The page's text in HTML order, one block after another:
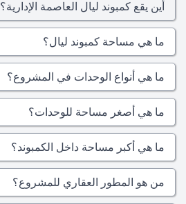
أين يقع كمبوند ليال العاصمة الإدارية؟
ما هي مساحة كمبوند ليال؟
ما هي أنواع الوحدات في المشروع؟
ما هي أصغر مساحة للوحدات؟
ما هي أكبر مساحة داخل الكمبوند؟
من هو المطور العقاري للمشروع؟